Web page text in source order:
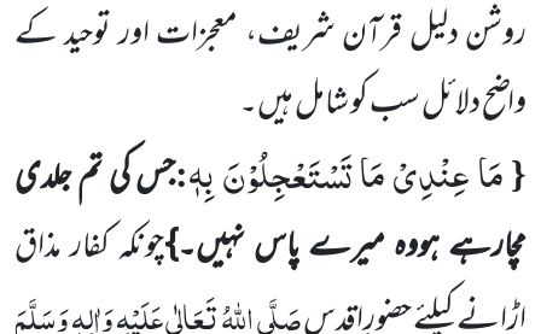
روشن دلیل قرآن شریف، معجزات اور توحید کے
واضح دلائل سب کو شامل ہیں۔
{مَا عِنْدِیْ مَا تَسْتَعْجِلُوْنَ بِهٖ:جس کی تم جلدی
مچارہے ہووہ میرے پاس نہیں۔}چونکہ کفار مذاق
اڑانے کیلئے حضورِاقدسصَلَّی اللہُ تَعَالٰی عَلَیْہِ وَاٰلِہٖ وَسَلَّمَ